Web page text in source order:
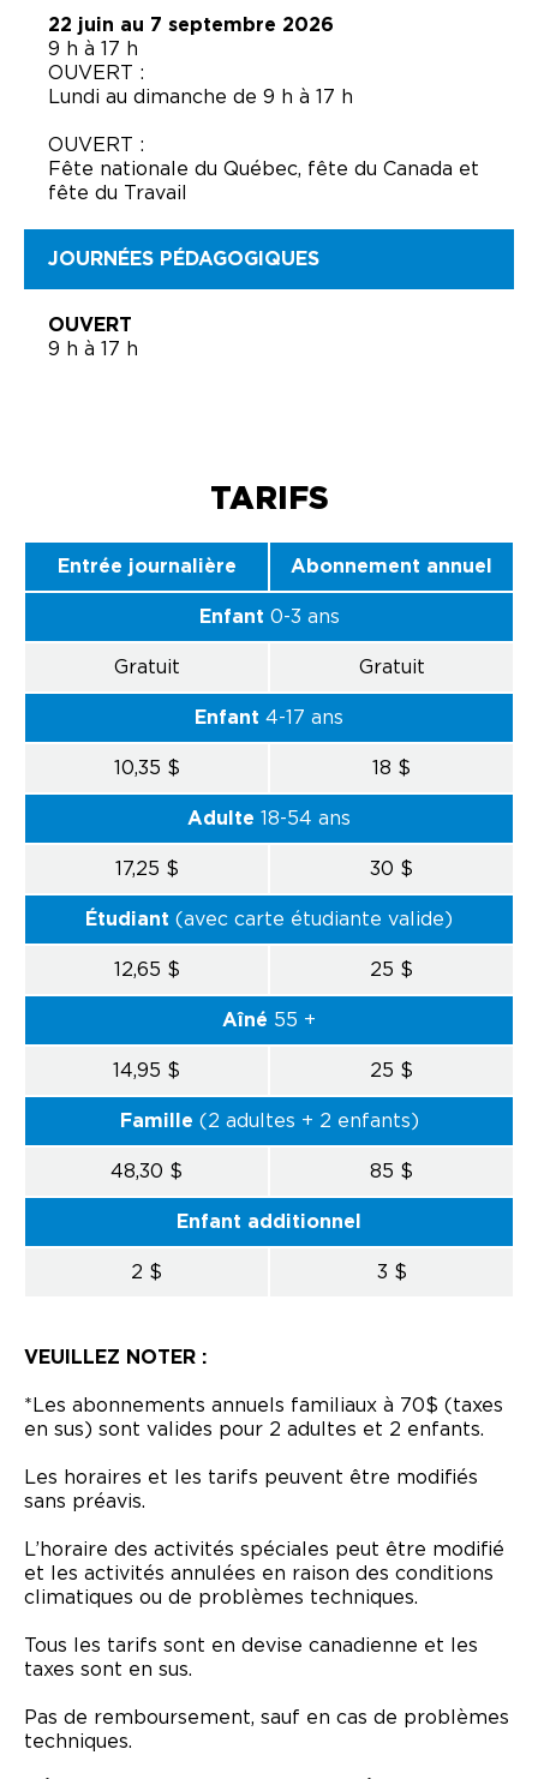
22 juin au 7 septembre 2026
9 h à 17 h
OUVERT :
Lundi au dimanche de 9 h à 17 h
OUVERT :
Fête nationale du Québec, fête du Canada et
fête du Travail
JOURNÉES PÉDAGOGIQUES
OUVERT
9 h à 17 h
TARIFS
Entrée journalière Abonnement annuel
Enfant 0-3 ans
Gratuit Gratuit
Enfant 4-17 ans
10,35 $ 18 $
Adulte 18-54 ans
17,25 $ 30 $
Étudiant (avec carte étudiante valide)
12,65 $ 25 $
Aîné 55 +
14,95 $ 25 $
Famille (2 adultes + 2 enfants)
48,30 $ 85 $
Enfant additionnel
2 $ 3 $
VEUILLEZ NOTER :
*Les abonnements annuels familiaux à 70$ (taxes
en sus) sont valides pour 2 adultes et 2 enfants.
Les horaires et les tarifs peuvent être modifiés
sans préavis.
L’horaire des activités spéciales peut être modifié
et les activités annulées en raison des conditions
climatiques ou de problèmes techniques.
Tous les tarifs sont en devise canadienne et les
taxes sont en sus.
Pas de remboursement, sauf en cas de problèmes
techniques.